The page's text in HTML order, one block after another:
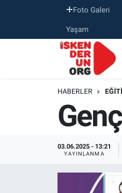
Foto Galeri
Yaşam
HABERLER
03.06.2025 - 13:21
YAYINLANMA